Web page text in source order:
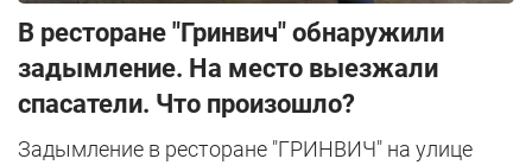
В ресторане "Гринвич" обнаружили
задымление. На место выезжали
спасатели. Что произошло?
Задымление в ресторане "ГРИНВИЧ" на улице